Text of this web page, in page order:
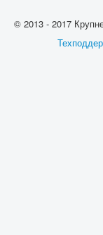
© 2013 - 2017